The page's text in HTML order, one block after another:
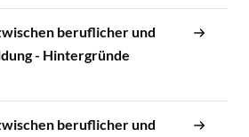
beruflicher und
- Hintergründe
beruflicher und